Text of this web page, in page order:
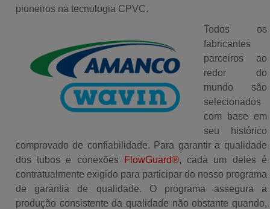
pioneiros na tecnologia CPVC.
Todos os
fabricantes
parceiros ao
redor do
mundo são
selecionados
com base em
seu histórico
comprovado de confiabilidade. Para garantir a qualidade
dos tubos e conexões
FlowGuard®, cada um deles é
contratualmente exigido para participar do nosso programa
de garantia de qualidade. O programa assegura a
produção consistente da qualidade não obstante quando,